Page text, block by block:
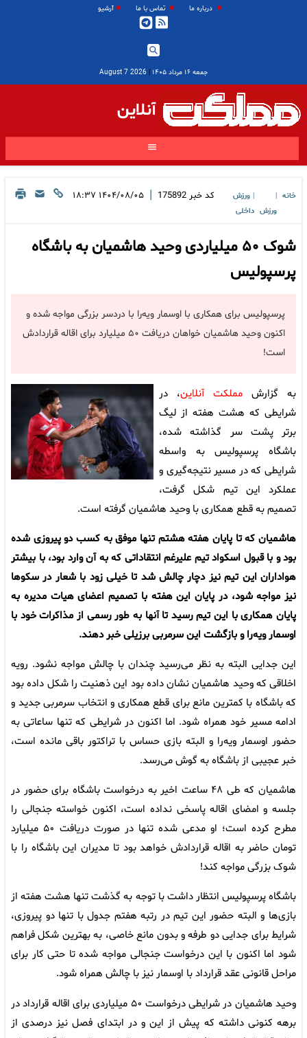
درباره ما تماس با ما آرشیو
جمعه ۱۶ مرداد ۱۴۰۵ |
2026 August 7
آنلاین
خانه
ورزش
ورزش
داخلی
کد خبر 175892
| ۱۴۰۴/۰۸/۰۵ ۱۸:۳۷
شوک ۵۰ میلیاردی وحید هاشمیان به باشگاه
پرسپولیس
پرسپولیس برای همکاری با اوسمار ویه‌را با دردسر بزرگی مواجه شده و
اکنون وحید هاشمیان خواهان دریافت ۵۰ میلیارد برای اقاله قراردادش
است!
به گزارش مملکت آنلاین، در
شرایطی که هشت هفته از لیگ
برتر پشت سر گذاشته شده،
باشگاه پرسپولیس به واسطه
شرایطی که در مسیر نتیجه‌گیری و
عملکرد این تیم شکل گرفت،
تصمیم به قطع همکاری با وحید هاشمیان گرفته است.
هاشمیان که تا پایان هفته هشتم تنها موفق به کسب دو پیروزی شده
بود و با قبول اسکواد تیم علیرغم انتقاداتی که به آن وارد بود، با بیشتر
هواداران این تیم نیز دچار چالش شد تا خیلی زود با شعار در سکوها
نیز مواجه شود، در پایان این هفته با تصمیم اعضای هیات مدیره به
پایان همکاری با این تیم رسید تا آنها به طور رسمی از مذاکرات خود با
اوسمار ویه‌‎را و بازگشت این سرمربی برزیلی خبر دهند.
این جدایی البته به نظر می‌رسید چندان با چالش مواجه نشود. رویه
اخلاقی که وحید هاشمیان نشان داده بود این ذهنیت را شکل داده بود
که باشگاه با کمترین مانع برای قطع همکاری و انتخاب سرمربی جدید و
ادامه مسیر خود همراه شود. اما اکنون در شرایطی که تنها ساعاتی به
حضور اوسمار ویه‌را و البته بازی حساس با تراکتور باقی مانده است،
خبر عجیبی از باشگاه به گوش می‌رسد.
هاشمیان که طی ۴۸ ساعت اخیر به درخواست باشگاه برای حضور در
جلسه و امضای اقاله پاسخی نداده است، اکنون خواسته جنجالی را
مطرح کرده است؛ او مدعی شده تنها در صورت دریافت ۵۰ میلیارد
تومان حاضر به اقاله قراردادش خواهد بود تا مدیران این باشگاه را با
شوک بزرگی مواجه کند!
باشگاه پرسپولیس انتظار داشت با توجه به گذشت تنها هشت هفته از
بازی‌ها و البته حضور این تیم در رتبه هفتم جدول با تنها دو پیروزی،
شرایط برای جدایی دو طرفه و بدون مانع خاصی، به بهترین شکل فراهم
شود اما اکنون با این درخواست جنجالی مواجه شده تا حتی کار برای
مراحل قانونی عقد قرارداد با اوسمار نیز با چالش همراه شود.
وحید هاشمیان در شرایطی درخواست ۵۰ میلیاردی برای اقاله قرارداد در
برهه کنونی داشته که پیش از این و در ابتدای فصل نیز درصدی از